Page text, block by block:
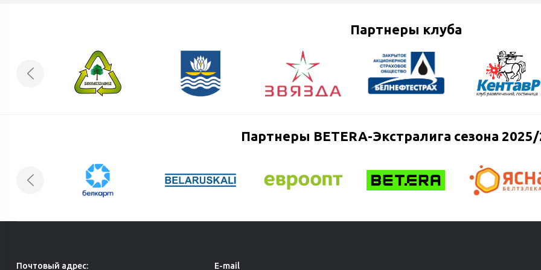
Партнеры клуба
Партнеры BETERA-Экстралига сезона
Почтовый адрес: E-mail